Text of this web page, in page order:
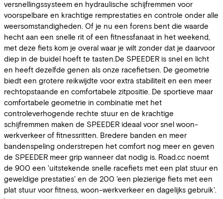
versnellingssysteem en hydraulische schijfremmen voor
voorspelbare en krachtige remprestaties en controle onder alle
weersomstandigheden. Of je nu een forens bent die waarde
hecht aan een snelle rit of een fitnessfanaat in het weekend,
met deze fiets kom je overal waar je wilt zonder dat je daarvoor
diep in de buidel hoeft te tasten.De SPEEDER is snel en licht
en heeft dezelfde genen als onze racefietsen. De geometrie
biedt een grotere reikwijdte voor extra stabiliteit en een meer
rechtopstaande en comfortabele zitpositie. De sportieve maar
comfortabele geometrie in combinatie met het
controleverhogende rechte stuur en de krachtige
schijfremmen maken de SPEEDER ideaal voor snel woon-
werkverkeer of fitnessritten. Bredere banden en meer
bandenspeling onderstrepen het comfort nog meer en geven
de SPEEDER meer grip wanneer dat nodig is. Road.cc noemt
de 900 een 'uitstekende snelle racefiets met een plat stuur en
geweldige prestaties' en de 200 'een plezierige fiets met een
plat stuur voor fitness, woon-werkverkeer en dagelijks gebruik'.